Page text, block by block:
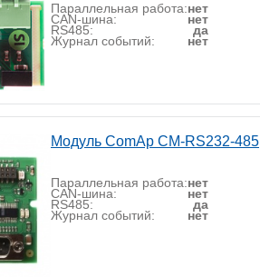
Параллельная работа:нет
CAN-шина: нет
RS485: да
Журнал событий: нет
Модуль ComAp CM-RS232-485
Параллельная работа:нет
CAN-шина: нет
RS485: да
Журнал событий: нет